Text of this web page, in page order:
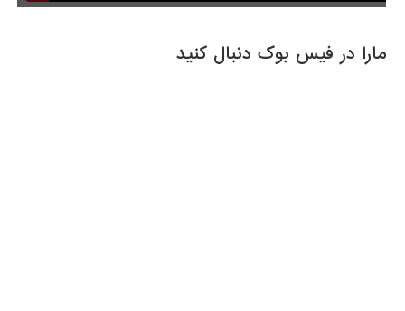
مارا در فیس بوک دنبال کنید